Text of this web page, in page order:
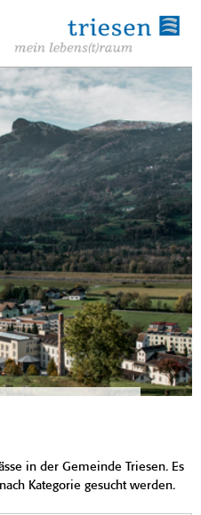
in der Gemeinde Triesen. Es
Kategorie gesucht werden.